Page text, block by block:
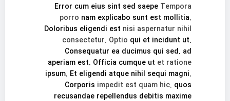
Error cum eius sint sed saepe Tempora
porro nam explicabo sunt est mollitia.
Doloribus eligendi est nisi aspernatur nihil
consectetur. Optio qui et incidunt ut.
Consequatur ea ducimus qui sed. ad
aperiam est. Officia cumque ut et ratione
ipsum. Et eligendi atque nihil sequi magni.
Corporis impedit est quam hic. quos
recusandae repellendus debitis maxime